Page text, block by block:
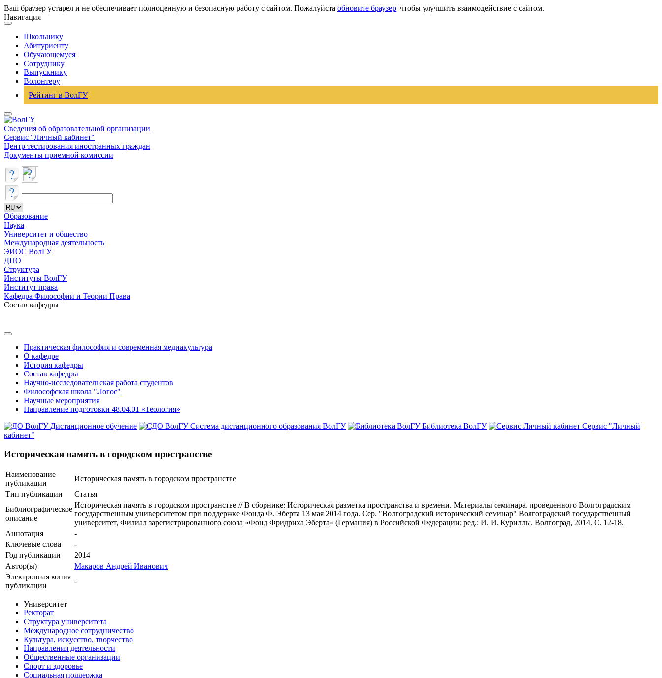
Ваш браузер устарел и не обеспечивает полноценную и безопасную работу с сайтом. Пожалуйста обновите браузер, чтобы улучшить взаимодействие с сайтом.
Навигация
Школьнику
Абитуриенту
Обучающемуся
Сотруднику
Выпускнику
Волонтеру
Рейтинг в ВолГУ
Сведения об образовательной организации
Сервис "Личный кабинет"
Центр тестирования иностранных граждан
Документы приемной комиссии
Образование
Наука
Университет и общество
Международная деятельность
ЭИОС ВолГУ
ДПО
Структура
Институты ВолГУ
Институт права
Кафедра Философии и Теории Права
Состав кафедры
Практическая философия и современная медиакультура
О кафедре
История кафедры
Состав кафедры
Научно-исследовательская работа студентов
Философская школа "Логос"
Научные мероприятия
Направление подготовки 48.04.01 «Теология»
Дистанционное обучение
Система дистанционного образования ВолГУ Библиотека ВолГУ
Сервис "Личный
кабинет"
Историческая память в городском пространстве
Наименование
публикации
Историческая память в городском пространстве
Тип публикации
Статья
Библиографическое
описание
Историческая память в городском пространстве // В сборнике: Историческая разметка пространства и времени. Материалы семинара, проведенного Волгоградским
государственным университетом при поддержке Фонда Ф. Эберта 13 мая 2014 года. Сер. "Волгоградский исторический семинар" Волгоградский государственный
университет, Филиал зарегистрированного союза «Фонд Фридриха Эберта» (Германия) в Российской Федерации; ред.: И. И. Куриллы. Волгоград, 2014. С. 12-18.
Аннотация
-
Ключевые cлова
-
Год публикации
2014
Автор(ы)
Макаров Андрей Иванович
Электронная копия
публикации
-
Университет
Ректорат
Структура университета
Международное сотрудничество
Культура, искусство, творчество
Направления деятельности
Общественные организации
Спорт и здоровье
Социальная поддержка